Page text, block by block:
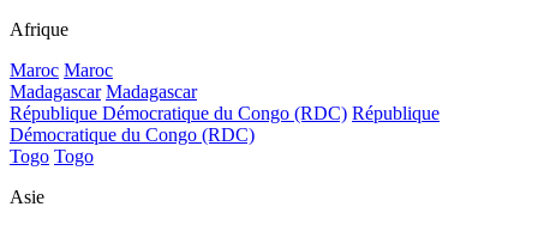
Afrique
Maroc Maroc
Madagascar Madagascar
République Démocratique du Congo (RDC) République
Démocratique du Congo (RDC)
Togo Togo
Asie